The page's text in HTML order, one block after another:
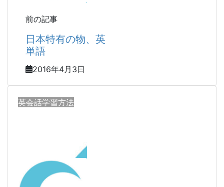
前の記事
日本特有の物、英
単語
2016年4月3日
英会話学習方法